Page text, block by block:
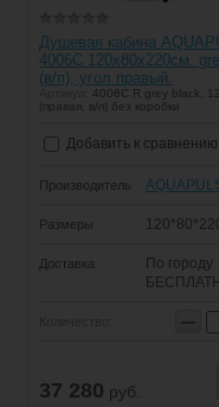
Душевая кабина
4006C 120х80х220см.
(в/п), угол правый.
4006C R grey black,
(правая, в/п) без коробки
Добавить к сравнению
Производитель
Размеры
Доставка
По городу
−
37 280 руб.